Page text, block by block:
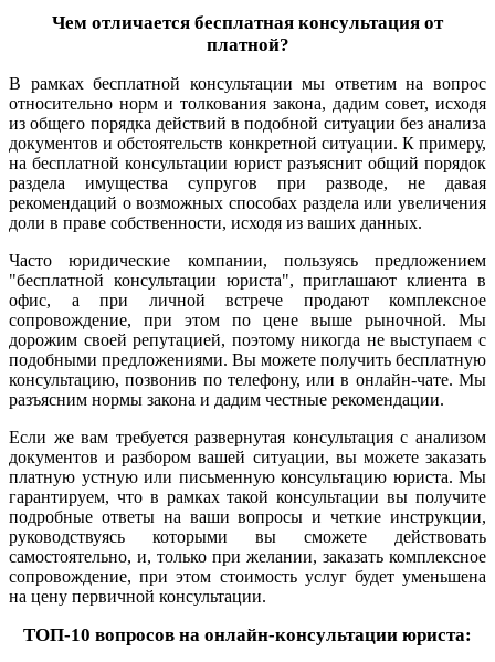
Чем отличается бесплатная консультация от
платной?
В рамках бесплатной консультации мы ответим на вопрос
относительно норм и толкования закона, дадим совет, исходя
из общего порядка действий в подобной ситуации без анализа
документов и обстоятельств конкретной ситуации. К примеру,
на бесплатной консультации юрист разъяснит общий порядок
раздела имущества супругов при разводе, не давая
рекомендаций о возможных способах раздела или увеличения
доли в праве собственности, исходя из ваших данных.
Часто юридические компании, пользуясь предложением
"бесплатной консультации юриста", приглашают клиента в
офис, а при личной встрече продают комплексное
сопровождение, при этом по цене выше рыночной. Мы
дорожим своей репутацией, поэтому никогда не выступаем с
подобными предложениями. Вы можете получить бесплатную
консультацию, позвонив по телефону, или в онлайн-чате. Мы
разъясним нормы закона и дадим честные рекомендации.
Если же вам требуется развернутая консультация с анализом
документов и разбором вашей ситуации, вы можете заказать
платную устную или письменную консультацию юриста. Мы
гарантируем, что в рамках такой консультации вы получите
подробные ответы на ваши вопросы и четкие инструкции,
руководствуясь которыми вы сможете действовать
самостоятельно, и, только при желании, заказать комплексное
сопровождение, при этом стоимость услуг будет уменьшена
на цену первичной консультации.
ТОП-10 вопросов на онлайн-консультации юриста: